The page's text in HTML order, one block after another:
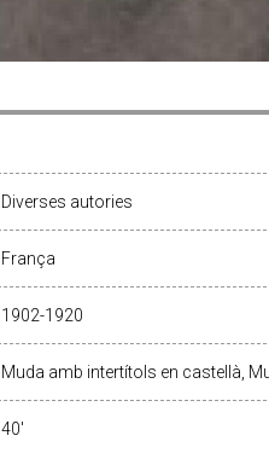
Diverses autories
França
1902-1920
Muda amb intertítols en castellà,
40'